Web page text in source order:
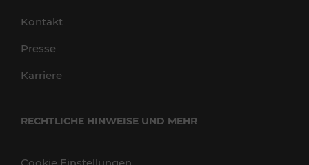
Kontakt
Presse
Karriere
RECHTLICHE HINWEISE UND MEHR